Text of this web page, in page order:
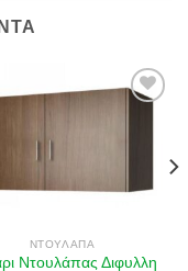
επιθυμιών
ΝΤΟΥΛΆΠΑ
Ντουλάπας Διφυλλη